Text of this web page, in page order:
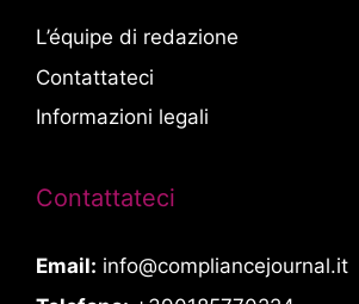
L’équipe di redazione
Contattateci
Informazioni legali
Contattateci
Email: info@compliancejournal.it